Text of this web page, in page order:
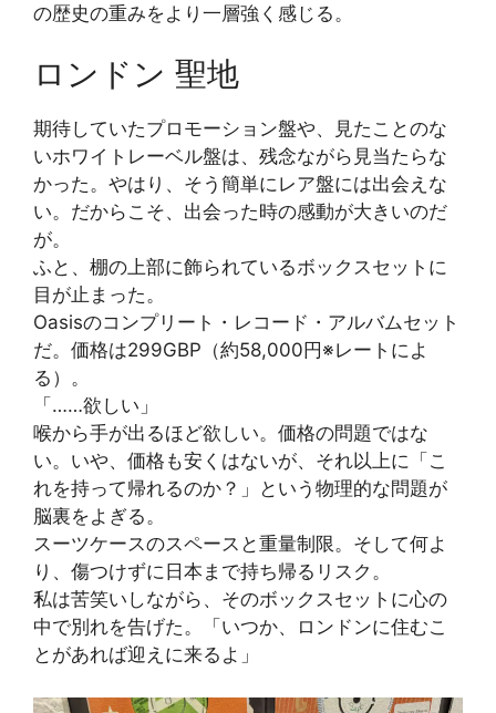
の歴史の重みをより一層強く感じる。
ロンドン 聖地
期待していたプロモーション盤や、見たことのな
いホワイトレーベル盤は、残念ながら見当たらな
かった。やはり、そう簡単にレア盤には出会えな
い。だからこそ、出会った時の感動が大きいのだ
が。
ふと、棚の上部に飾られているボックスセットに
目が止まった。
Oasisのコンプリート・レコード・アルバムセット
だ。価格は299GBP（約58,000円※レートによ
る）。
「……欲しい」
喉から手が出るほど欲しい。価格の問題ではな
い。いや、価格も安くはないが、それ以上に「こ
れを持って帰れるのか？」という物理的な問題が
脳裏をよぎる。
スーツケースのスペースと重量制限。そして何よ
り、傷つけずに日本まで持ち帰るリスク。
私は苦笑いしながら、そのボックスセットに心の
中で別れを告げた。「いつか、ロンドンに住むこ
とがあれば迎えに来るよ」